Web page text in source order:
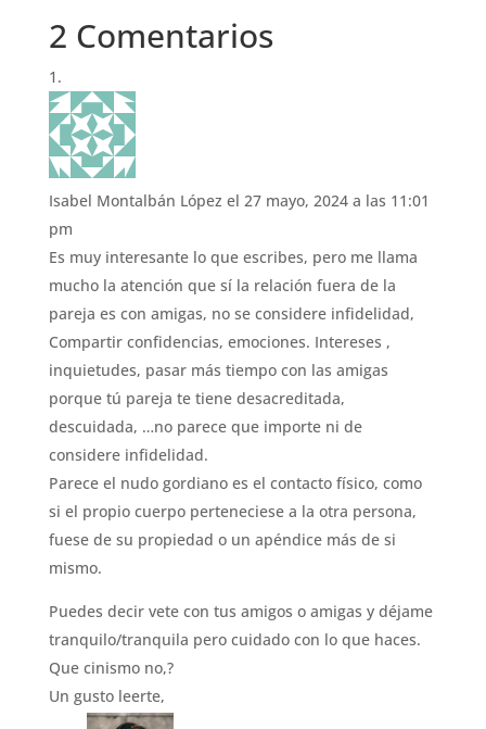
2 Comentarios
Isabel Montalbán López el 27 mayo, 2024 a las 11:01
pm
Es muy interesante lo que escribes, pero me llama
mucho la atención que sí la relación fuera de la
pareja es con amigas, no se considere infidelidad,
Compartir confidencias, emociones. Intereses ,
inquietudes, pasar más tiempo con las amigas
porque tú pareja te tiene desacreditada,
descuidada, …no parece que importe ni de
considere infidelidad.
Parece el nudo gordiano es el contacto físico, como
si el propio cuerpo perteneciese a la otra persona,
fuese de su propiedad o un apéndice más de si
mismo.
Puedes decir vete con tus amigos o amigas y déjame
tranquilo/tranquila pero cuidado con lo que haces.
Que cinismo no,?
Un gusto leerte,